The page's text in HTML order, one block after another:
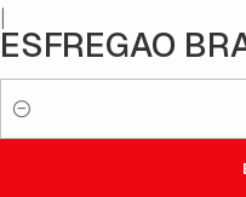
ESFREGAO
Quantidade